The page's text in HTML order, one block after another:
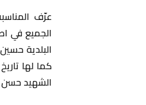
عرّف
الجميع في
البلدية
كما لها
الشهيد